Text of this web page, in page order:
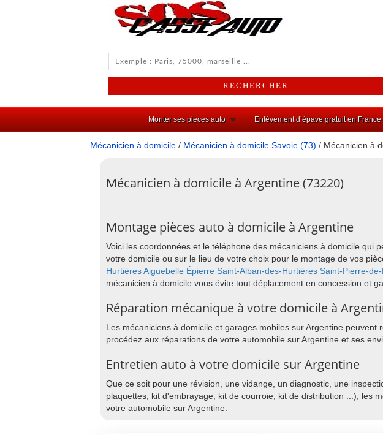
Monter ses pièces auto Enlèvement d’épave gratuit en France
Mécanicien à domicile / Mécanicien à domicile Savoie (73) / Mécanicien à
Mécanicien à domicile à Argentine (73220)
Montage pièces auto à domicile à Argentine
Voici les coordonnées et le téléphone des mécaniciens à domicile qui
votre domicile ou sur le lieu de votre choix pour le montage de vos
HurtièresAiguebelle Épierre Saint-Alban-des-Hurtières Saint-Pierre-
mécanicien à domicile vous évite tout déplacement en concession et
Réparation mécanique à votre domicile à
Les mécaniciens à domicile et garages mobiles sur Argentine
procédez aux réparations de votre automobile sur Argentine et ses
Entretien auto à votre domicile sur Argentine
Que ce soit pour une révision, une vidange, un diagnostic, une
plaquettes, kit d'embrayage, kit de courroie, kit de distribution ...), les
votre automobile sur Argentine.